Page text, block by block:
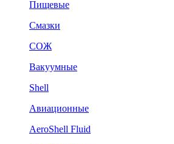
Пищевые
Смазки
СОЖ
Вакуумные
Shell
Авиационные
AeroShell Fluid